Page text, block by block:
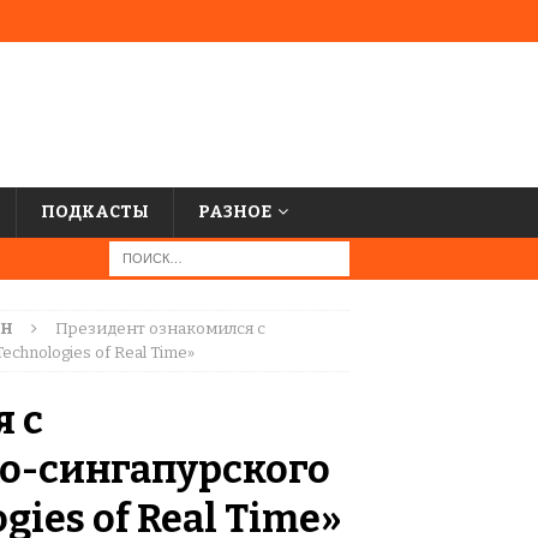
ПОДКАСТЫ РАЗНОЕ
Президент ознакомился с
of Real Time»
с
сингапурского
of Real Time»